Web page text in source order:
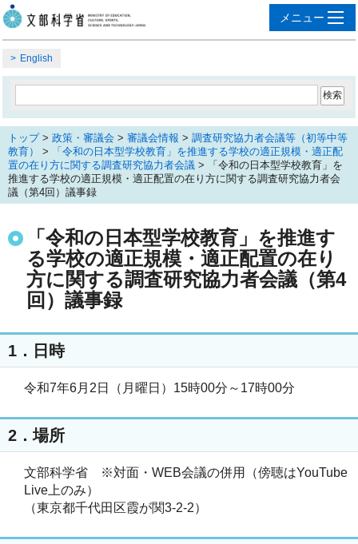
English
トップ> 政策・審議会 > 審議会情報 > 調査研究協力者会議等（初等中等
教育）
>
「令和の日本型学校教育」を推進する学校の適正規模・適正配
置の在り方に関する調査研究協力者会議 > 「令和の日本型学校教育」を
推進する学校の適正規模・適正配置の在り方に関する調査研究協力者会
議（第4回）議事録
「令和の日本型学校教育」を推進す
る学校の適正規模・適正配置の在り
方に関する調査研究協力者会議（第4
回）議事録
1．日時
令和7年6月2日（月曜日）15時00分～17時00分
2．場所
文部科学省 ※対面・WEB会議の併用（傍聴はYouTube
Live上のみ）
（東京都千代田区霞が関3-2-2）